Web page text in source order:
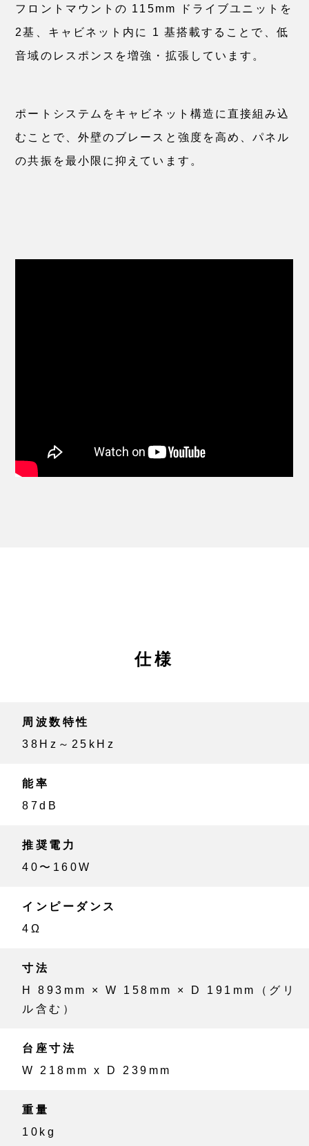
フロントマウントの 115mm ドライブユニットを
2基、キャビネット内に 1 基搭載することで、低
音域のレスポンスを増強・拡張しています。
ポートシステムをキャビネット構造に直接組み込
むことで、外壁のブレースと強度を高め、パネル
の共振を最小限に抑えています。
仕様
周波数特性
38Hz～25kHz
能率
87dB
推奨電力
40〜160W
インピーダンス
4Ω
寸法
H 893mm × W 158mm × D 191mm（グリ
ル含む）
台座寸法
W 218mm x D 239mm
重量
10kg